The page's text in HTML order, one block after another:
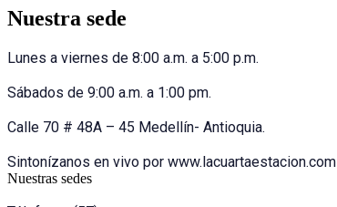
Nuestra sede
Lunes a viernes de 8:00 a.m. a 5:00 p.m.
Sábados de 9:00 a.m. a 1:00 pm.
Calle 70 # 48A – 45 Medellín- Antioquia.
Sintonízanos en vivo por www.lacuartaestacion.com
Nuestras sedes